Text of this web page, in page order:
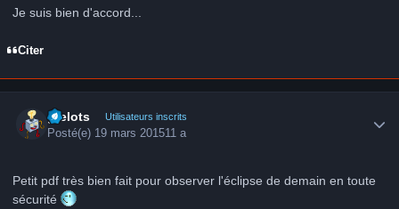
Je suis bien d'accord...
Citer
grelots Utilisateurs inscrits
Posté(e) 19 mars 201511 a
Petit pdf très bien fait pour observer l'éclipse de demain en toute
sécurité